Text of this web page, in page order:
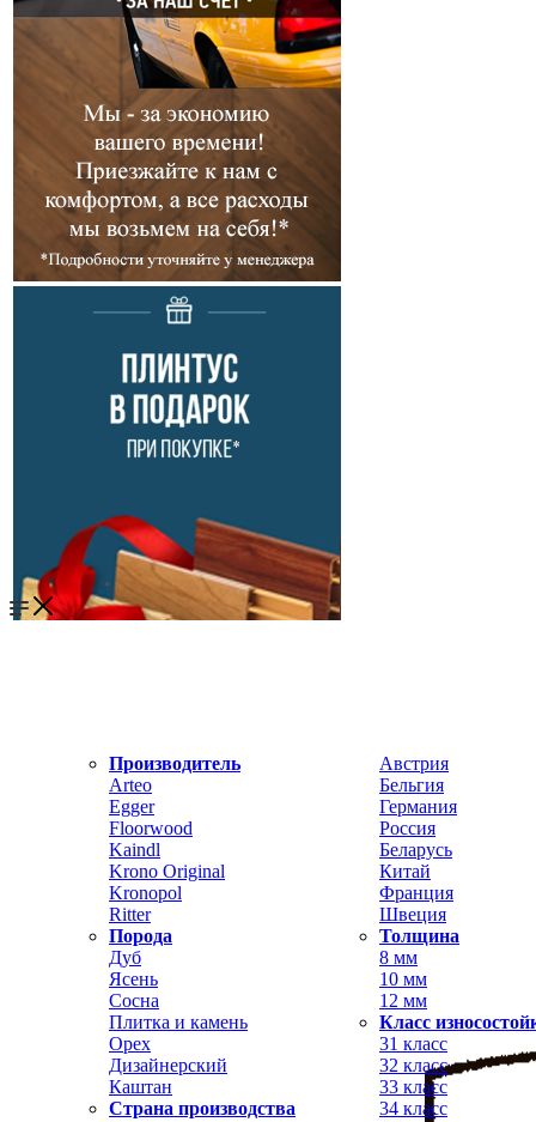
Производитель
Arteo
Egger
Floorwood
Kaindl
Krono Original
Kronopol
Ritter
Порода
Дуб
Ясень
Сосна
Плитка и камень
Орех
Дизайнерский
Каштан
Страна производства
Австрия
Бельгия
Германия
Россия
Беларусь
Китай
Франция
Швеция
Толщина
8 мм
10 мм
12 мм
Класс
31 класс
32 класс
33 класс
34 класс